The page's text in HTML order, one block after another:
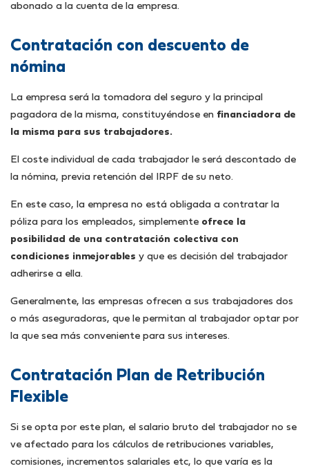
abonado a la cuenta de la empresa.
Contratación con descuento de
nómina
La empresa será la tomadora del seguro y la principal
pagadora de la misma, constituyéndose en financiadora de
la misma para sus trabajadores.
El coste individual de cada trabajador le será descontado de
la nómina, previa retención del IRPF de su neto.
En este caso, la empresa no está obligada a contratar la
póliza para los empleados, simplemente ofrece la
posibilidad de una contratación colectiva con
condiciones inmejorables y que es decisión del trabajador
adherirse a ella.
Generalmente, las empresas ofrecen a sus trabajadores dos
o más aseguradoras, que le permitan al trabajador optar por
la que sea más conveniente para sus intereses.
Contratación Plan de Retribución
Flexible
Si se opta por este plan, el salario bruto del trabajador no se
ve afectado para los cálculos de retribuciones variables,
comisiones, incrementos salariales etc, lo que varía es la